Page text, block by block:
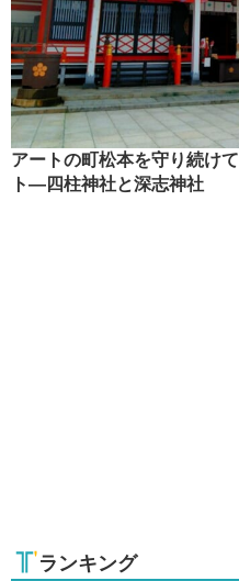
アートの町松本を守り続け
ト―四柱神社と深志神社
ランキング